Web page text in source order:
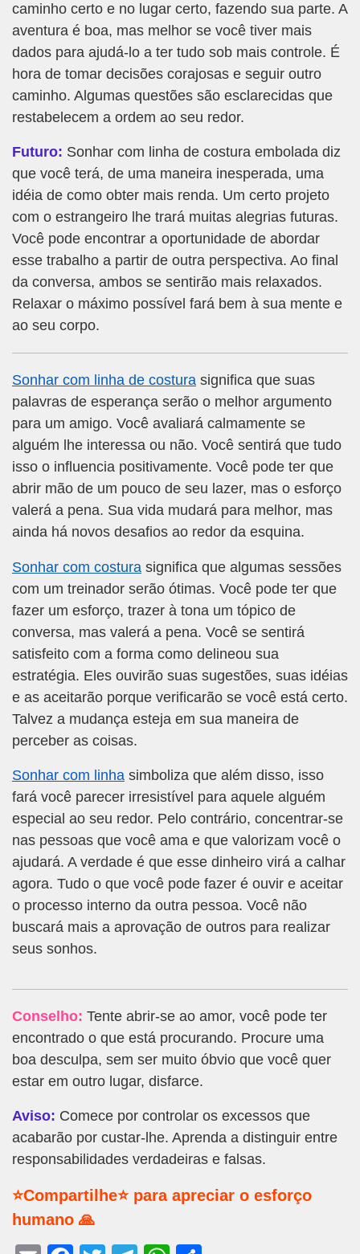
caminho certo e no lugar certo, fazendo sua parte. A
aventura é boa, mas melhor se você tiver mais
dados para ajudá-lo a ter tudo sob mais controle. É
hora de tomar decisões corajosas e seguir outro
caminho. Algumas questões são esclarecidas que
restabelecem a ordem ao seu redor.
Futuro: Sonhar com linha de costura embolada diz
que você terá, de uma maneira inesperada, uma
idéia de como obter mais renda. Um certo projeto
com o estrangeiro lhe trará muitas alegrias futuras.
Você pode encontrar a oportunidade de abordar
esse trabalho a partir de outra perspectiva. Ao final
da conversa, ambos se sentirão mais relaxados.
Relaxar o máximo possível fará bem à sua mente e
ao seu corpo.
Sonhar com linha de costura significa que suas
palavras de esperança serão o melhor argumento
para um amigo. Você avaliará calmamente se
alguém lhe interessa ou não. Você sentirá que tudo
isso o influencia positivamente. Você pode ter que
abrir mão de um pouco de seu lazer, mas o esforço
valerá a pena. Sua vida mudará para melhor, mas
ainda há novos desafios ao redor da esquina.
Sonhar com costura significa que algumas sessões
com um treinador serão ótimas. Você pode ter que
fazer um esforço, trazer à tona um tópico de
conversa, mas valerá a pena. Você se sentirá
satisfeito com a forma como delineou sua
estratégia. Eles ouvirão suas sugestões, suas idéias
e as aceitarão porque verificarão se você está certo.
Talvez a mudança esteja em sua maneira de
perceber as coisas.
Sonhar com linha simboliza que além disso, isso
fará você parecer irresistível para aquele alguém
especial ao seu redor. Pelo contrário, concentrar-se
nas pessoas que você ama e que valorizam você o
ajudará. A verdade é que esse dinheiro virá a calhar
agora. Tudo o que você pode fazer é ouvir e aceitar
o processo interno da outra pessoa. Você não
buscará mais a aprovação de outros para realizar
seus sonhos.
Conselho: Tente abrir-se ao amor, você pode ter
encontrado o que está procurando. Procure uma
boa desculpa, sem ser muito óbvio que você quer
estar em outro lugar, disfarce.
Aviso: Comece por controlar os excessos que
acabarão por custar-lhe. Aprenda a distinguir entre
responsabilidades verdadeiras e falsas.
⭐Compartilhe⭐ para apreciar o esforço
humano 🙏